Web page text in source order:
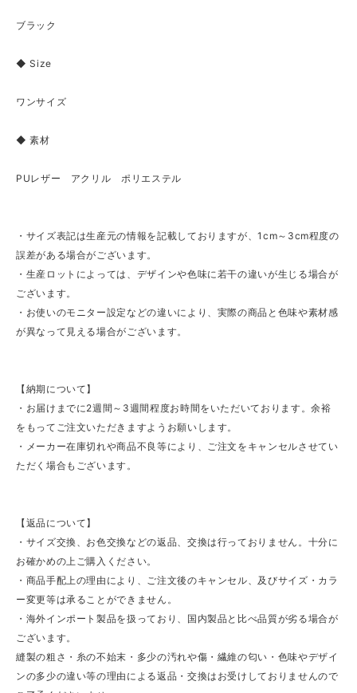
ブラック
◆ Size
ワンサイズ
◆ 素材
PUレザー アクリル ポリエステル
・サイズ表記は生産元の情報を記載しておりますが、1cm～3cm程度の
誤差がある場合がございます。
・生産ロットによっては、デザインや色味に若干の違いが生じる場合が
ございます。
・お使いのモニター設定などの違いにより、実際の商品と色味や素材感
が異なって見える場合がございます。
【納期について】
・お届けまでに2週間～3週間程度お時間をいただいております。余裕
をもってご注文いただきますようお願いします。
・メーカー在庫切れや商品不良等により、ご注文をキャンセルさせてい
ただく場合もございます。
【返品について】
・サイズ交換、お色交換などの返品、交換は行っておりません。十分に
お確かめの上ご購入ください。
・商品手配上の理由により、ご注文後のキャンセル、及びサイズ・カラ
ー変更等は承ることができません。
・海外インポート製品を扱っており、国内製品と比べ品質が劣る場合が
ございます。
縫製の粗さ・糸の不始末・多少の汚れや傷・繊維の匂い・色味やデザイ
ンの多少の違い等の理由による返品・交換はお受けしておりませんので